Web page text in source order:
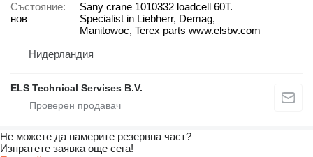
Състояние
нов
Sany crane 1010332 loadcell 60T.
Specialist in Liebherr, Demag,
Manitowoc, Terex parts www.elsbv.com
Нидерландия
ELS Technical Servises B.V.
Не можете да намерите резервна част?
Изпратете заявка още сега!